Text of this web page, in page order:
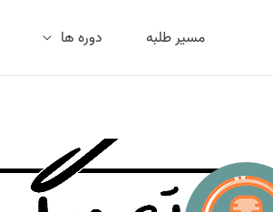
مسیر طلبه دوره ها